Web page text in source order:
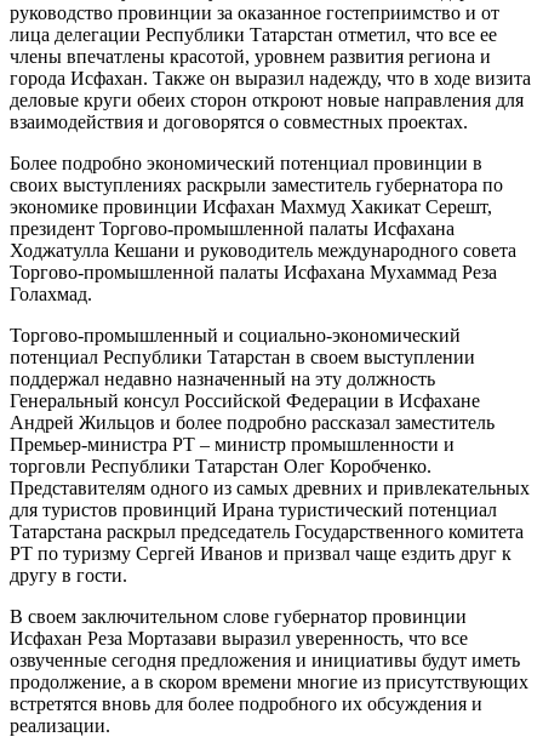
руководство провинции за оказанное гостеприимство и от
лица делегации Республики Татарстан отметил, что все ее
члены впечатлены красотой, уровнем развития региона и
города Исфахан. Также он выразил надежду, что в ходе визита
деловые круги обеих сторон откроют новые направления для
взаимодействия и договорятся о совместных проектах.
Более подробно экономический потенциал провинции в
своих выступлениях раскрыли заместитель губернатора по
экономике провинции Исфахан Махмуд Хакикат Серешт,
президент Торгово-промышленной палаты Исфахана
Ходжатулла Кешани и руководитель международного совета
Торгово-промышленной палаты Исфахана Мухаммад Реза
Голахмад.
Торгово-промышленный и социально-экономический
потенциал Республики Татарстан в своем выступлении
поддержал недавно назначенный на эту должность
Генеральный консул Российской Федерации в Исфахане
Андрей Жильцов и более подробно рассказал заместитель
Премьер-министра РТ – министр промышленности и
торговли Республики Татарстан Олег Коробченко.
Представителям одного из самых древних и привлекательных
для туристов провинций Ирана туристический потенциал
Татарстана раскрыл председатель Государственного комитета
РТ по туризму Сергей Иванов и призвал чаще ездить друг к
другу в гости.
В своем заключительном слове губернатор провинции
Исфахан Реза Мортазави выразил уверенность, что все
озвученные сегодня предложения и инициативы будут иметь
продолжение, а в скором времени многие из присутствующих
встретятся вновь для более подробного их обсуждения и
реализации.